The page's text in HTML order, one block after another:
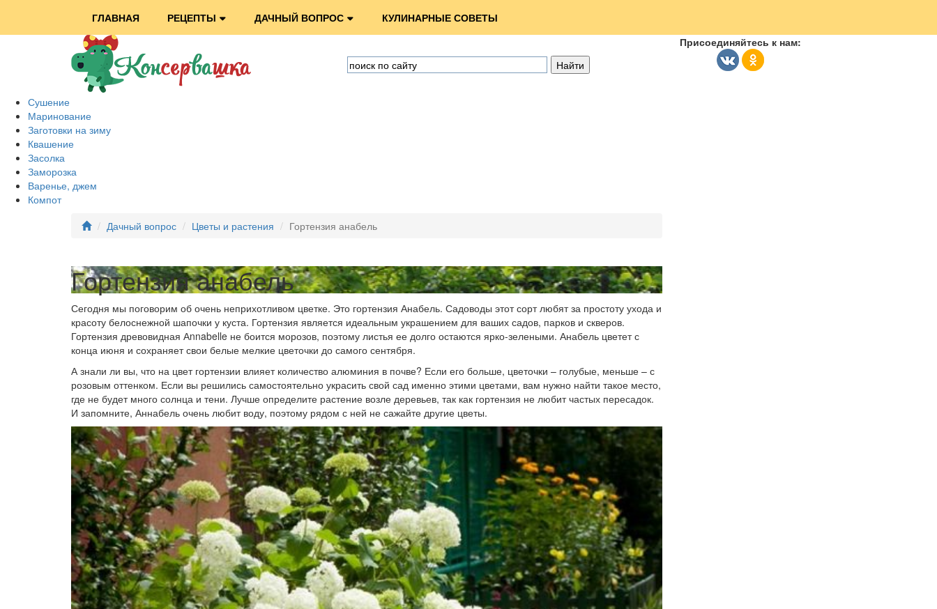
ГЛАВНАЯ РЕЦЕПТЫ ДАЧНЫЙ ВОПРОС
КУЛИНАРНЫЕ СОВЕТЫ
Присоединяйтесь к нам:
Сушение
Маринование
Заготовки на зиму
Квашение
Засолка
Заморозка
Варенье, джем
Компот
Дачный вопрос
Цветы и растения Гортензия анабель
Гортензия анабель
Сегодня мы поговорим об очень неприхотливом цветке. Это гортензия Анабель. Садоводы этот сорт любят за простоту ухода и
красоту белоснежной шапочки у куста. Гортензия является идеальным украшением для ваших садов, парков и скверов.
Гортензия древовидная Аnnabelle не боится морозов, поэтому листья ее долго остаются ярко-зелеными. Анабель цветет с
конца июня и сохраняет свои белые мелкие цветочки до самого сентября.
А знали ли вы, что на цвет гортензии влияет количество алюминия в почве? Если его больше, цветочки – голубые, меньше – с
розовым оттенком. Если вы решились самостоятельно украсить свой сад именно этими цветами, вам нужно найти такое место,
где не будет много солнца и тени. Лучше определите растение возле деревьев, так как гортензия не любит частых пересадок.
И запомните, Аннабель очень любит воду, поэтому рядом с ней не сажайте другие цветы.